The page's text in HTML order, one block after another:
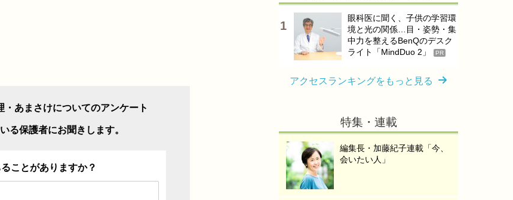
・あまさけについてのアンケート
る保護者にお聞きします。
ことがありますか？
眼科医に聞く、子供の学習環
境と光の関係…目・姿勢・集
中力を整えるBenQのデスク
ライト「MindDuo 2」
PR
アクセスランキングをもっと見る
特集・連載
編集長・加藤紀子連載「今、
会いたい人」